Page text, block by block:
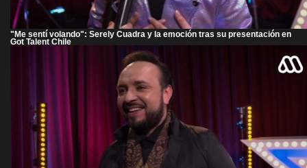
"Me sentí volando": Serely Cuadra y la emoción tras su presentación en
Got Talent Chile